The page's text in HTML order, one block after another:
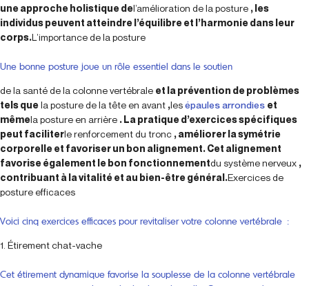
une approche holistique del’amélioration de la posture , les
individus peuvent atteindre l’équilibre et l’harmonie dans leur
corps.L’importance de la posture
Une bonne posture joue un rôle essentiel dans le soutien
de la santé de la colonne vertébrale et la prévention de problèmes
tels quela posture de la tête en avant ,lesépaules arrondies et
mêmela posture en arrière . La pratique d’exercices spécifiques
peut faciliterle renforcement du tronc , améliorer la symétrie
corporelle et favoriser un bon alignement. Cet alignement
favorise également le bon fonctionnementdu système nerveux ,
contribuant à la vitalité et au bien-être général.Exercices de
posture efficaces
Voici cinq exercices efficaces pour revitaliser votre colonne vertébrale :
1. Étirement chat-vache
Cet étirement dynamique favorise la souplesse de la colonne vertébrale